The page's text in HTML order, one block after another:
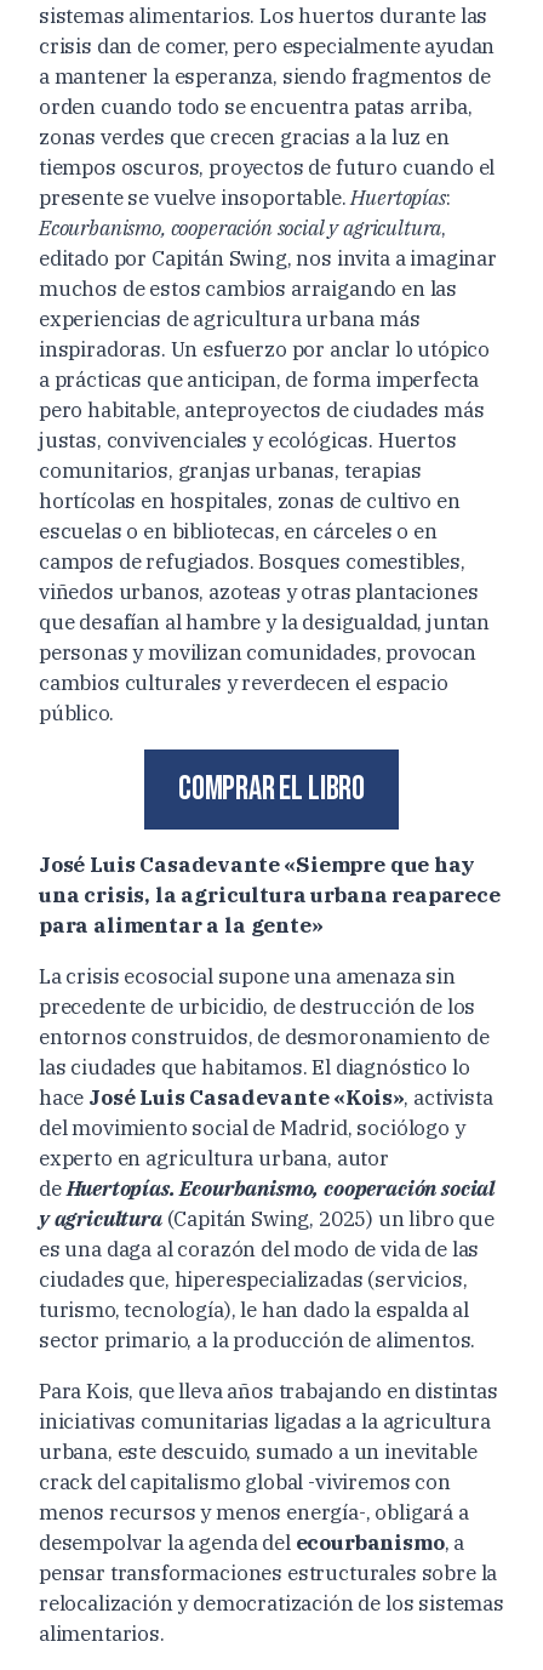
sistemas alimentarios. Los huertos durante las
crisis dan de comer, pero especialmente ayudan
a mantener la esperanza, siendo fragmentos de
orden cuando todo se encuentra patas arriba,
zonas verdes que crecen gracias a la luz en
tiempos oscuros, proyectos de futuro cuando el
presente se vuelve insoportable.Huertopías:
Ecourbanismo, cooperación social y agricultura,
editado por Capitán Swing, nos invita a imaginar
muchos de estos cambios arraigando en las
experiencias de agricultura urbana más
inspiradoras. Un esfuerzo por anclar lo utópico
a prácticas que anticipan, de forma imperfecta
pero habitable, anteproyectos de ciudades más
justas, convivenciales y ecológicas. Huertos
comunitarios, granjas urbanas, terapias
hortícolas en hospitales, zonas de cultivo en
escuelas o en bibliotecas, en cárceles o en
campos de refugiados. Bosques comestibles,
viñedos urbanos, azoteas y otras plantaciones
que desafían al hambre y la desigualdad, juntan
personas y movilizan comunidades, provocan
cambios culturales y reverdecen el espacio
público.
Comprar el libro
José Luis Casadevante «Siempre que hay
una crisis, la agricultura urbana reaparece
para alimentar a la gente»
La crisis ecosocial supone una amenaza sin
precedente de urbicidio, de destrucción de los
entornos construidos, de desmoronamiento de
las ciudades que habitamos. El diagnóstico lo
hace José Luis Casadevante «Kois», activista
del movimiento social de Madrid, sociólogo y
experto en agricultura urbana, autor
deHuertopías. Ecourbanismo, cooperación social
y agricultura(Capitán Swing, 2025) un libro que
es una daga al corazón del modo de vida de las
ciudades que, hiperespecializadas (servicios,
turismo, tecnología), le han dado la espalda al
sector primario, a la producción de alimentos.
Para Kois, que lleva años trabajando en distintas
iniciativas comunitarias ligadas a la agricultura
urbana, este descuido, sumado a un inevitable
crack del capitalismo global -viviremos con
menos recursos y menos energía-, obligará a
desempolvar la agenda del ecourbanismo, a
pensar transformaciones estructurales sobre la
relocalización y democratización de los sistemas
alimentarios.